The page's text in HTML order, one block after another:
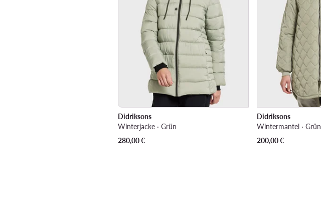
Didriksons
Winterjacke · Grün
280,00€
Didriksons
Wintermantel · Grün
200,00€